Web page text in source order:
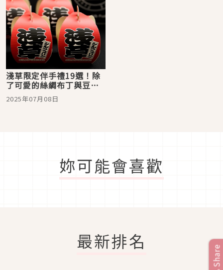
淺草限定伴手禮19選！除
了可愛的絲綢布丁與豆沙
球之外，還有承襲傳統工
藝的花菱證件套、手拭巾
2025年07月08日
妳可能會喜歡
最新排名
Share